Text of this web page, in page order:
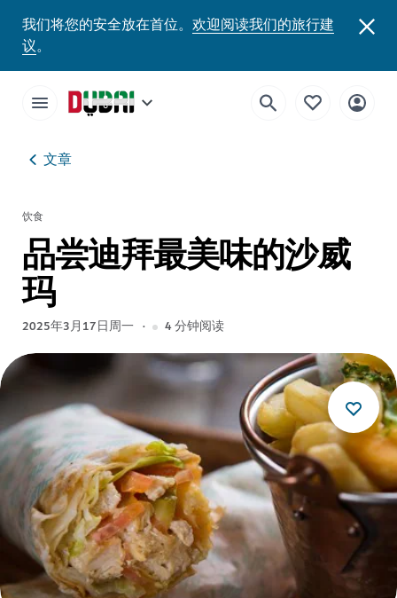
我们将您的安全放在首位。 欢迎阅读我们的旅行建
议。
文章
饮食
品尝迪拜最美味的沙威
玛
2025年3月17日周一 4分钟阅读